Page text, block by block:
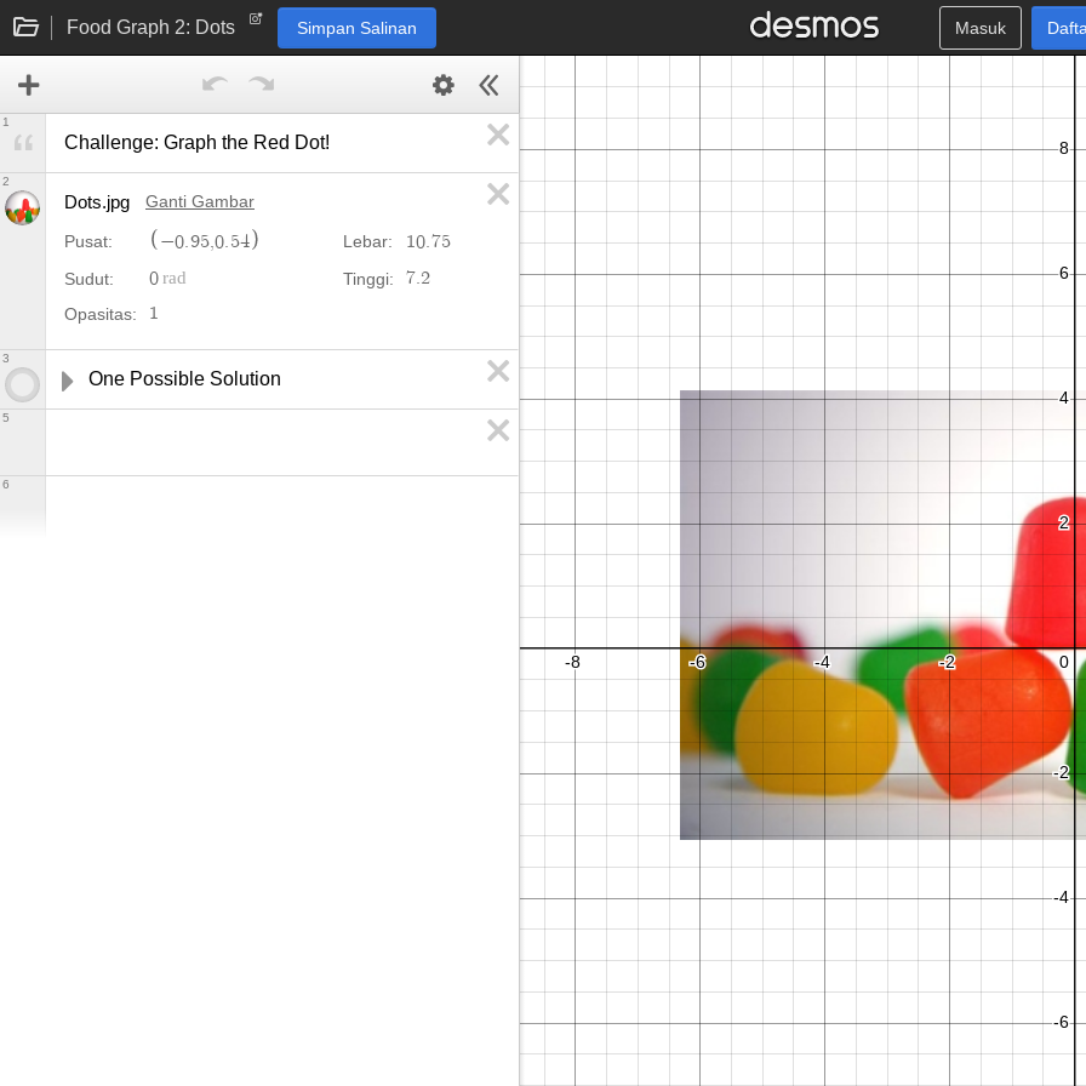
Food Graph 2: Dots Simpan Salinan Masuk
Challenge: Graph the Red Dot!
1
Dots.jpg Ganti Gambar
Pusat: −0 95 ,0 54 Lebar: 10 75
Sudut:
0 Tinggi: 7.2
Opasitas:
1
2
One Possible Solution
3
5
6